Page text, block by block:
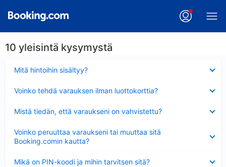
10 yleisintä kysymystä
Mitä hintoihin sisältyy?
Voinko tehdä varauksen ilman luottokorttia?
Mistä tiedän, että varaukseni on vahvistettu?
Voinko peruuttaa varaukseni tai muuttaa sitä
Booking.comin kautta?
Mikä on PIN-koodi ja mihin tarvitsen sitä?